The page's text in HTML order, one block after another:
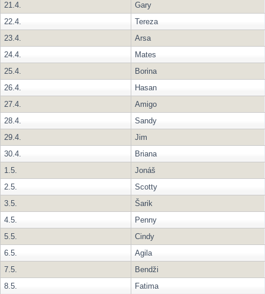
21.4.
Gary
22.4.
Tereza
23.4.
Arsa
24.4.
Mates
25.4.
Borina
26.4.
Hasan
27.4.
Amigo
28.4.
Sandy
29.4.
Jim
30.4.
Briana
1.5.
Jonáš
2.5.
Scotty
3.5.
Šarik
4.5.
Penny
5.5.
Cindy
6.5.
Agila
7.5.
Bendži
8.5.
Fatima